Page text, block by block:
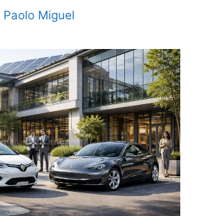
Paolo Miguel